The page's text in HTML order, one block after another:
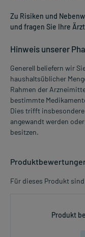
Zu Risiken und
und fragen Sie Ihre
Hinweis unserer
Generell beliefern wir
haushaltsüblicher
Rahmen der
bestimmte
Dies trifft
angewandt werden
besitzen.
Für dieses Produkt
Produkt